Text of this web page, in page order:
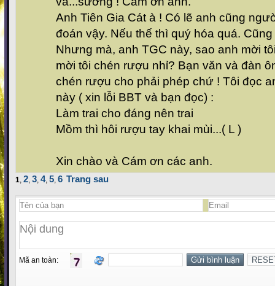
Anh Tiên Gia Cát à ! Có lẽ anh cũng
đoán vậy. Nếu thế thì quý hóa quá.
Nhưng mà, anh TGC này, sao anh mời
mời tôi chén rượu nhỉ? Bạn văn và đàn
chén rượu cho phải phép chứ ! Tôi đọc
này ( xin lỗi BBT và bạn đọc) :
Làm trai cho đáng nên trai
Mồm thì hôi rượu tay khai mùi...( L )
Xin chào và Cám ơn các anh.
1, 2, 3, 4, 5, 6 Trang sau
Mã an toàn: